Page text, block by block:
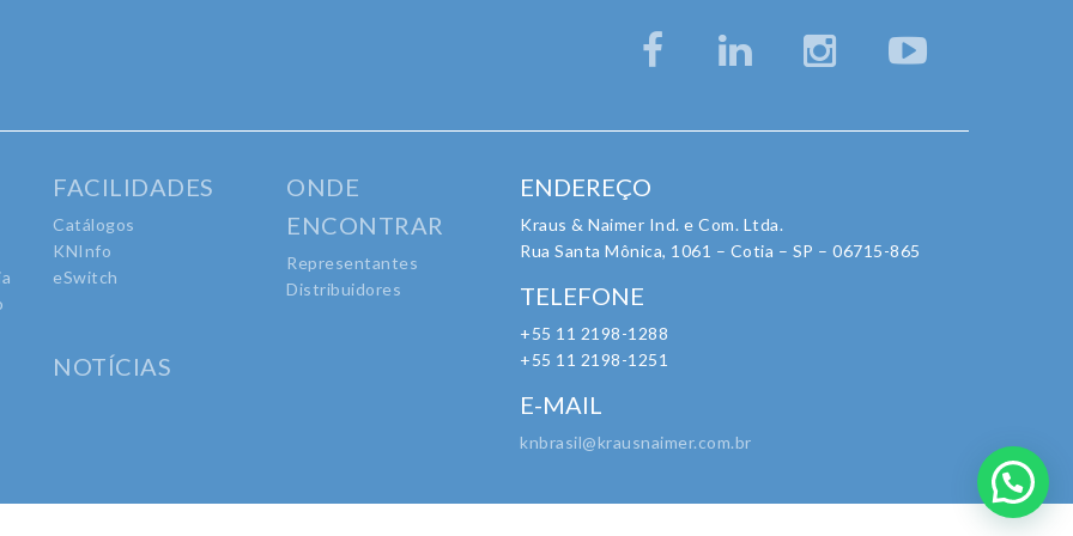
FACILIDADES
Catálogos
KNInfo
eSwitch
NOTÍCIAS
ONDE
ENCONTRAR
Representantes
Distribuidores
ENDEREÇO
Kraus & Naimer Ind. e Com. Ltda.
Rua Santa Mônica, 1061 – Cotia – SP – 06715-865
TELEFONE
+55 11 2198-1288
+55 11 2198-1251
E-MAIL
knbrasil@krausnaimer.com.br